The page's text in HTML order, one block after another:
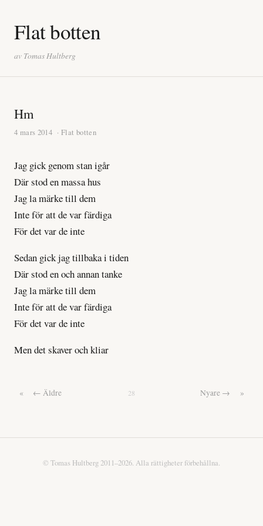
Flat botten
av Tomas Hultberg
Hm
4 mars 2014 · Flat botten
Jag gick genom stan igår
Där stod en massa hus
Jag la märke till dem
Inte för att de var färdiga
För det var de inte
Sedan gick jag tillbaka i tiden
Där stod en och annan tanke
Jag la märke till dem
Inte för att de var färdiga
För det var de inte
Men det skaver och kliar
« ← Äldre 28 Nyare → »
© Tomas Hultberg 2011–2026. Alla rättigheter förbehållna.